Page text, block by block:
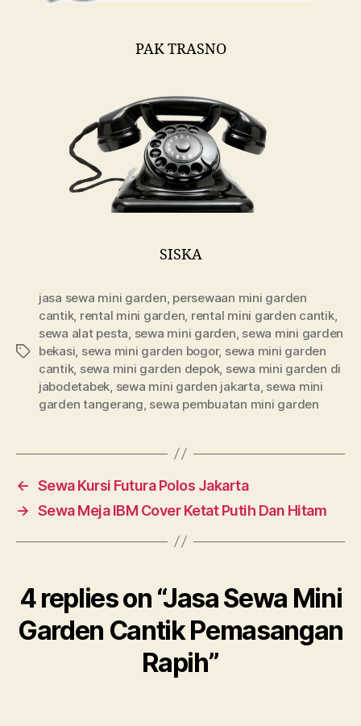
PAK TRASNO
SISKA
Tags
jasa sewa mini garden persewaan mini garden
cantik, rental mini garden rental mini garden cantik,
sewa alat pesta sewa mini garden sewa mini garden
bekasi sewa mini garden bogor, sewa mini garden
cantik, sewa mini garden depok, sewa mini garden di
jabodetabek sewa mini garden jakarta sewa mini
garden tangerang sewa pembuatan mini garden
← Sewa Kursi Futura Polos Jakarta
→ Sewa Meja IBM Cover Ketat Putih Dan Hitam
4 replies on “Jasa Sewa Mini
Garden Cantik Pemasangan
Rapih”